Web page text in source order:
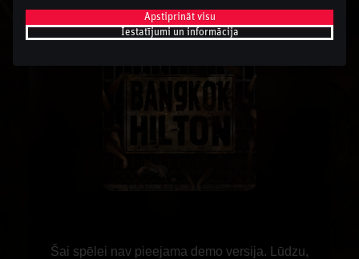
Šai spēlei nav pieejama demo versija. Lūdzu,
Apstiprināt visu
Iestatījumi un informācija